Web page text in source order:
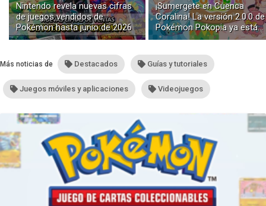
Nintendo revela nuevas cifras
de juegos vendidos de
Pokémon hasta junio de 2026
¡Sumergete en Cuenca
Coralina! La versión 2.0.0 de
Pokémon Pokopia ya está
disponible con buceo y
Más noticias de Destacados Guías y tutoriales
Juegos móviles y aplicaciones Videojuegos